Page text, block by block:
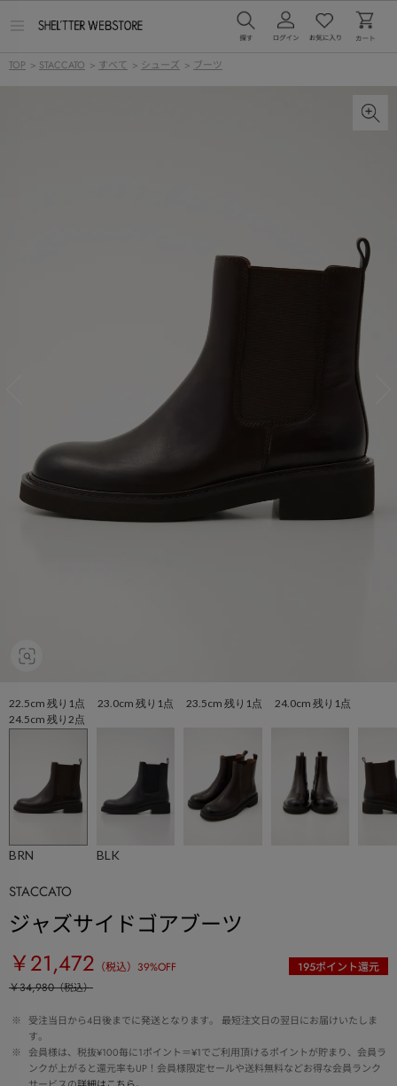
ー
TOP > STACCATO > すべて > シューズ > ブーツ
22.5cm 残り1点 23.0cm 残り1点 23.5cm 残り1点 24.0cm 残り1点
24.5cm 残り2点
BRN BLK
STACCATO
ジャズサイドゴアブーツ
￥21,472 （税込） 39%OFF 195ポイント還元
￥34,980（税込）
※
受注当日から4日後までに発送となります。 最短注文日の翌日にお届けいたしま
す。
※
会員様は、税抜¥100毎に1ポイント＝¥1でご利用頂けるポイントが貯まり、会員ラ
ンクが上がると還元率もUP！会員様限定セールや送料無料などお得な会員ランク